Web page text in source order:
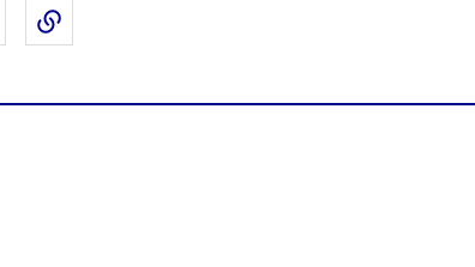
sur LinkedIn
Partager par email